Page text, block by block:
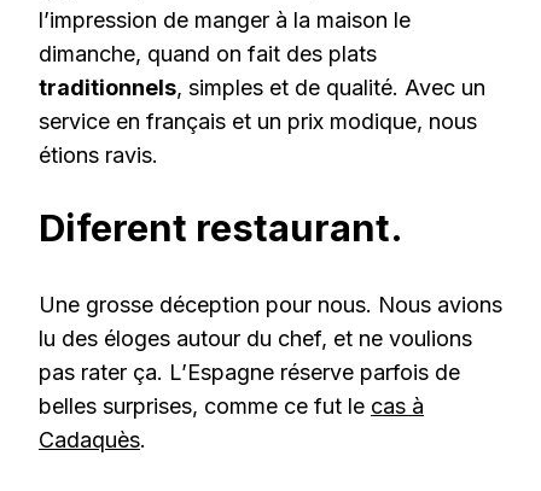
l’impression de manger à la maison le
dimanche, quand on fait des plats
traditionnels, simples et de qualité. Avec un
service en français et un prix modique, nous
étions ravis.
Diferent restaurant.
Une grosse déception pour nous. Nous avions
lu des éloges autour du chef, et ne voulions
pas rater ça. L’Espagne réserve parfois de
belles surprises, comme ce fut le cas à
Cadaquès.